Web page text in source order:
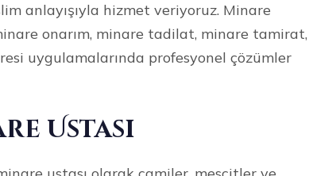
anlayışıyla hizmet veriyoruz. Minare
onarım, minare tadilat, minare tamirat,
uygulamalarında profesyonel çözümler
Ustası